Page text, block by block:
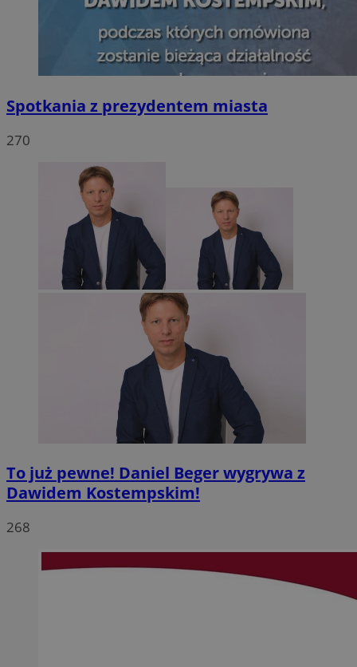
Spotkania z prezydentem miasta
270
To już pewne! Daniel Beger wygrywa z
Dawidem Kostempskim!
268